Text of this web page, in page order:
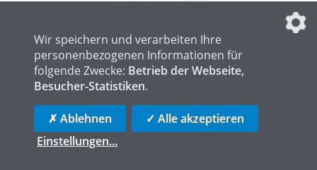
IMPRESSUM
FAQ
DATENSCHUTZEINSTELLUNGEN
HOME OF LOGISTICS
Wir speichern und verarbeiten Ihre
personenbezogenen Informationen für
folgende Zwecke: Betrieb der Webseite,
Besucher-Statistiken.
✗ Ablehnen
✓ Alle akzeptieren
Einstellungen...